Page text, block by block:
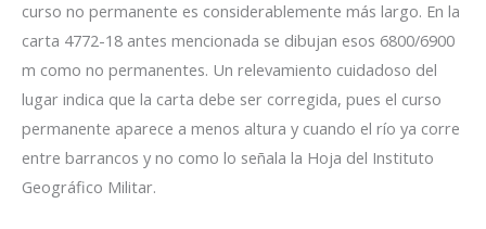
curso no permanente es considerablemente más largo. En la
carta 4772-18 antes mencionada se dibujan esos 6800/6900
m como no permanentes. Un relevamiento cuidadoso del
lugar indica que la carta debe ser corregida, pues el curso
permanente aparece a menos altura y cuando el río ya corre
entre barrancos y no como lo señala la Hoja del Instituto
Geográfico Militar.